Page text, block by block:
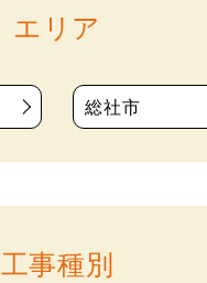
エリア
総社市
工事種別